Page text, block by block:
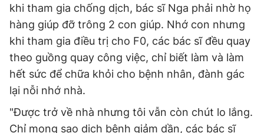
khi tham gia chống dịch, bác sĩ Nga phải nhờ họ
hàng giúp đỡ trông 2 con giúp. Nhớ con nhưng
khi tham gia điều trị cho F0, các bác sĩ đều quay
theo guồng quay công việc, chỉ biết làm và làm
hết sức để chữa khỏi cho bệnh nhân, đành gác
lại nỗi nhớ nhà.
"Được trở về nhà nhưng tôi vẫn còn chút lo lắng.
Chỉ mong sao dịch bệnh giảm dần, các bác sĩ